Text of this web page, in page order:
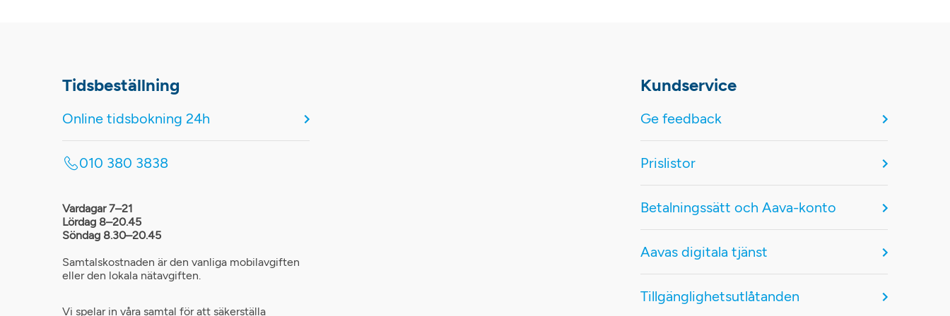
Tidsbeställning
Online tidsbokning 24h
010 380 3838
Vardagar 7–21
Lördag 8–20.45
Söndag 8.30–20.45
Samtalskostnaden är den vanliga mobilavgiften
eller den lokala nätavgiften.
Vi spelar in våra samtal för att säkerställa
Kundservice
Ge feedback
Prislistor
Betalningssätt och Aava-konto
Aavas digitala tjänst
Tillgänglighetsutlåtanden